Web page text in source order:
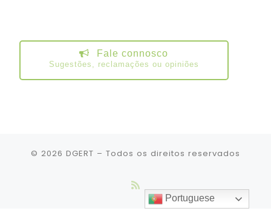
Fale connosco
Sugestões, reclamações ou opiniões
© 2026 DGERT – Todos os direitos reservados
Portuguese